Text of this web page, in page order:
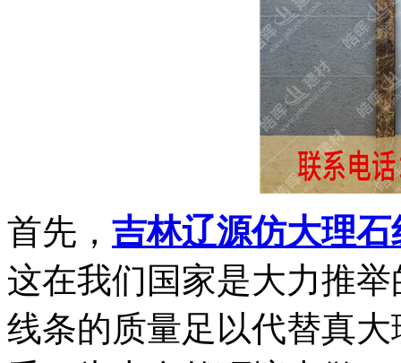
首先， 吉林辽源仿大理石
这在我们国家是大力推
线条的质量足以代替真